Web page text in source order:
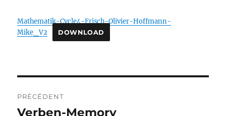
Mathematik-Cycle4-Frisch-Olivier-Hoffmann-
Mike_V2
DOWNLOAD
de
PRÉCÉDENT
Publication
Verben-Memory